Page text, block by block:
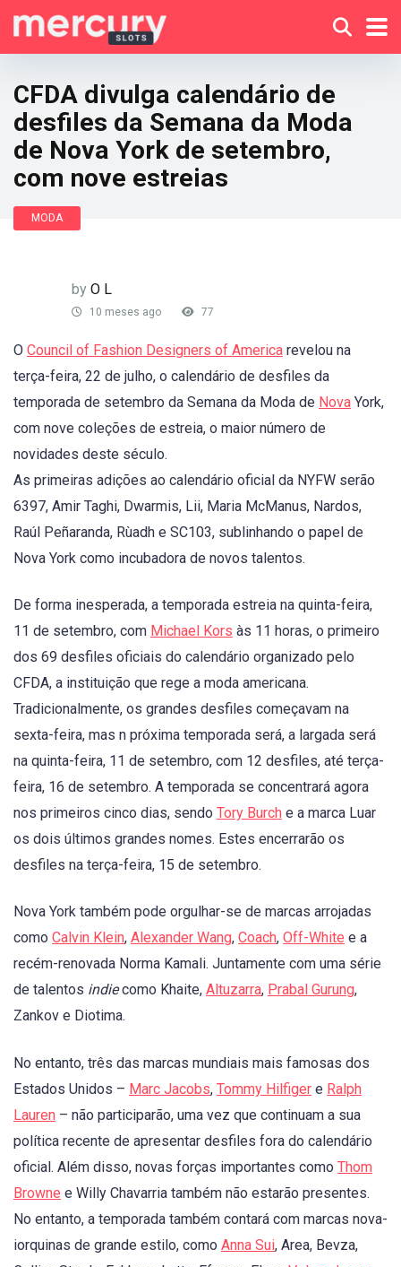
CFDA divulga calendário de
desfiles da Semana da Moda
de Nova York de setembro,
com nove estreias
MODA
by O L
10 meses ago 77
O Council of Fashion Designers of America revelou na
terça-feira, 22 de julho, o calendário de desfiles da
temporada de setembro da Semana da Moda de Nova York,
com nove coleções de estreia, o maior número de
novidades deste século.
As primeiras adições ao calendário oficial da NYFW serão
6397, Amir Taghi, Dwarmis, Lii, Maria McManus, Nardos,
Raúl Peñaranda, Rùadh e SC103, sublinhando o papel de
Nova York como incubadora de novos talentos.
De forma inesperada, a temporada estreia na quinta-feira,
11 de setembro, com Michael Kors às 11 horas, o primeiro
dos 69 desfiles oficiais do calendário organizado pelo
CFDA, a instituição que rege a moda americana.
Tradicionalmente, os grandes desfiles começavam na
sexta-feira, mas n próxima temporada será, a largada será
na quinta-feira, 11 de setembro, com 12 desfiles, até terça-
feira, 16 de setembro. A temporada se concentrará agora
nos primeiros cinco dias, sendo Tory Burch e a marca Luar
os dois últimos grandes nomes. Estes encerrarão os
desfiles na terça-feira, 15 de setembro.
Nova York também pode orgulhar-se de marcas arrojadas
como Calvin Klein, Alexander Wang, Coach, Off-White e a
recém-renovada Norma Kamali. Juntamente com uma série
de talentos indiecomo Khaite, Altuzarra, Prabal Gurung,
Zankov e Diotima.
No entanto, três das marcas mundiais mais famosas dos
Estados Unidos – Marc Jacobs, Tommy Hilfiger e Ralph
Lauren – não participarão, uma vez que continuam a sua
política recente de apresentar desfiles fora do calendário
oficial. Além disso, novas forças importantes como Thom
Browne e Willy Chavarria também não estarão presentes.
No entanto, a temporada também contará com marcas nova-
iorquinas de grande estilo, como Anna Sui, Area, Bevza,